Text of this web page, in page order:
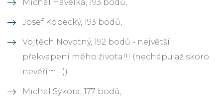
Michal Havelka, 193 bodů,
Josef Kopecký, 193 bodů,
Vojtěch Novotný, 192 bodů - největší
překvapení mého života!!! (nechápu až skoro
nevěřím :-))
Michal Sýkora, 177 bodů,